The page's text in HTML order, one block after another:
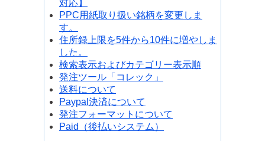
対応】
PPC用紙取り扱い銘柄を変更しま
す。
住所録上限を5件から10件に増やしま
した。
検索表示およびカテゴリー表示順
発注ツール「コレック」
送料について
Paypal決済について
発注フォーマットについて
Paid（後払いシステム）